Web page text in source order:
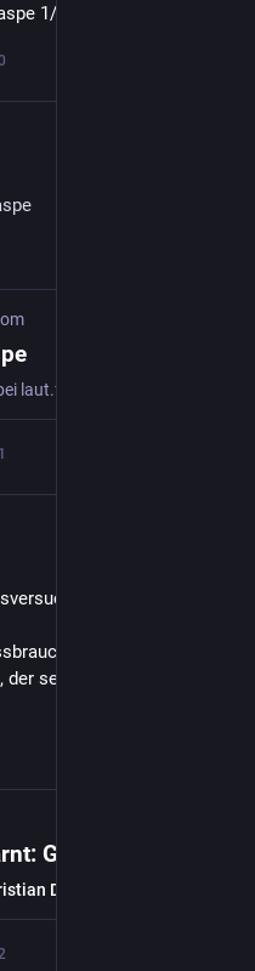
1/2
1
mit Ausweis
Angreifer für
seit dieser Woche
Dirscherl